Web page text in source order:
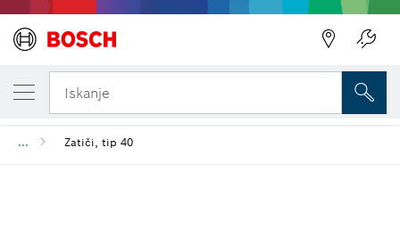
Iskanje
... Zatiči, tip 40
TRENUTNO IZBRANA RAZLIČICA
Zatič, tip 40